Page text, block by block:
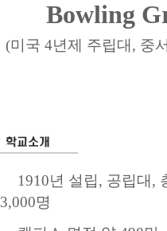
Bowling
(미국 4년제 주립대 , 중
1910년 설립, 공립대 ,
3,000명